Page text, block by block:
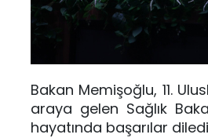
Bakan Memişoğlu, 11.
araya gelen Sağlık
hayatında başarılar